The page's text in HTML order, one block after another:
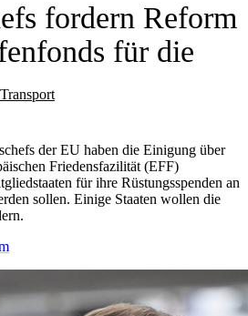
fordern Reform
für die
der EU haben die Einigung über
Friedensfazilität (EFF)
für ihre Rüstungsspenden an
sollen. Einige Staaten wollen die